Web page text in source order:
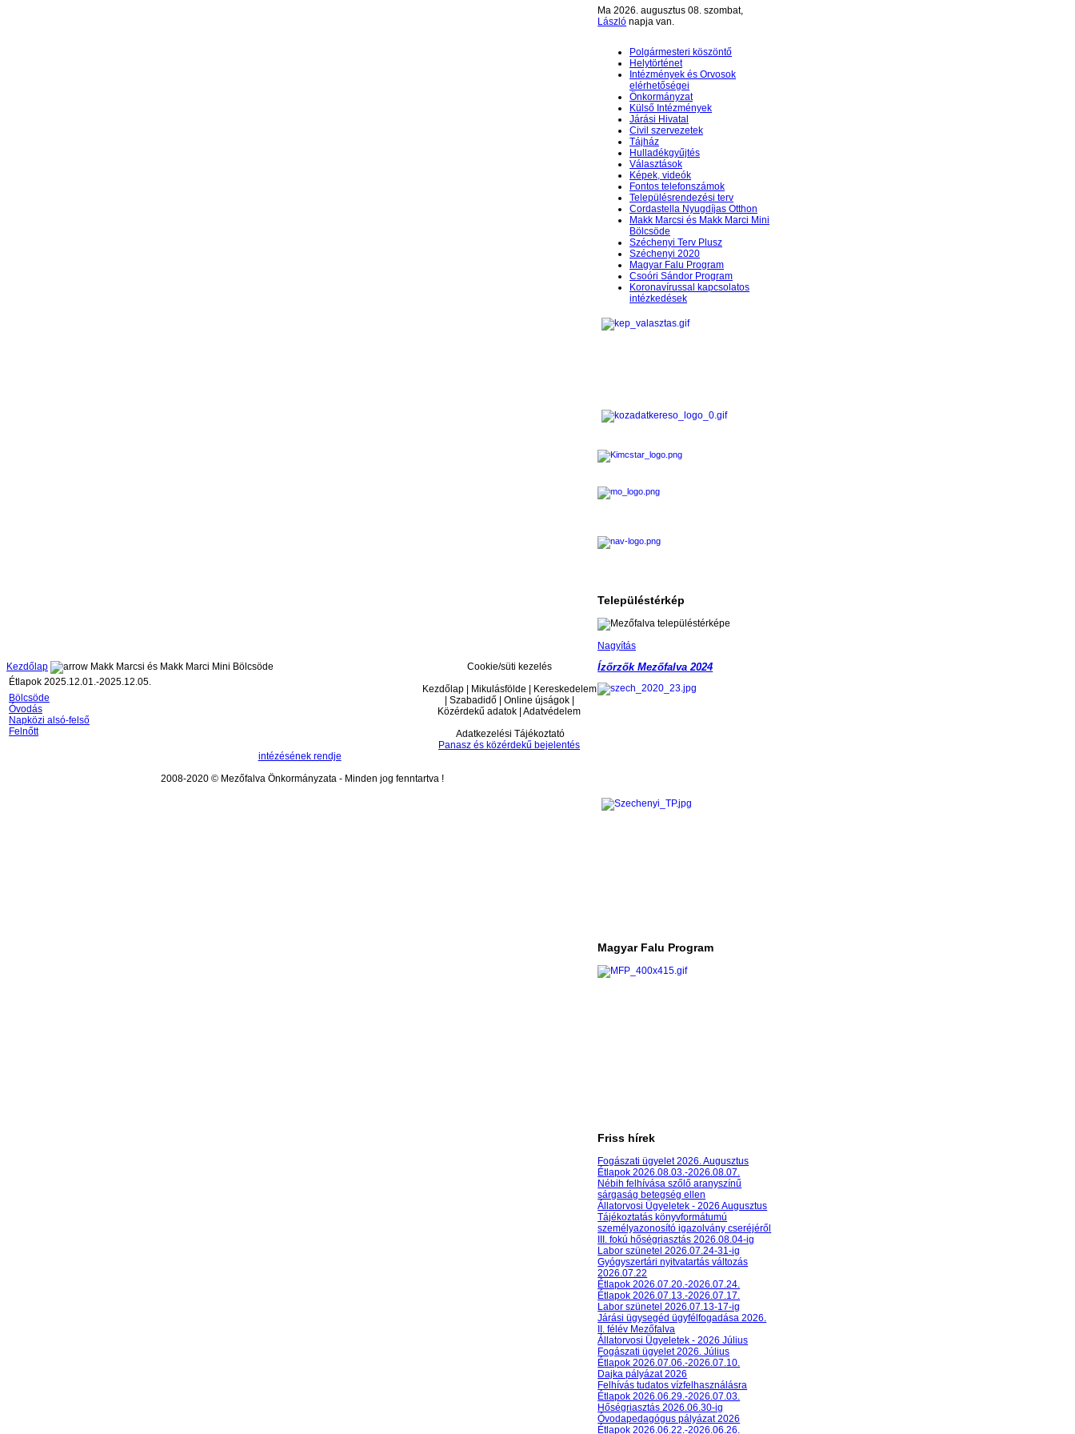
Ma 2026. augusztus 08. szombat,
László napja van.
Polgármesteri köszöntő
Helytörténet
Intézmények és Orvosok
elérhetőségei
Önkormányzat
Külső Intézmények
Járási Hivatal
Civil szervezetek
Tájház
Hulladékgyűjtés
Választások
Képek, videók
Fontos telefonszámok
Településrendezési terv
Cordastella Nyugdíjas Otthon
Makk Marcsi és Makk Marci Mini
Bölcsöde
Széchenyi Terv Plusz
Széchenyi 2020
Magyar Falu Program
Csoóri Sándor Program
Koronavírussal kapcsolatos
intézkedések
Településtérkép
Nagyítás
Kezdőlap
Makk Marcsi és Makk Marci Mini Bölcsöde
Étlapok 2025.12.01.-2025.12.05.
Bölcsöde
Óvodás
Napközi alsó-felső
Felnőtt
Ízőrzők Mezőfalva 2024
Magyar Falu Program
Friss hírek
Fogászati ügyelet 2026. Augusztus
Étlapok 2026.08.03.-2026.08.07.
Nébih felhívása szőlő aranyszínű
sárgaság betegség ellen
Állatorvosi Ügyeletek - 2026 Augusztus
Tájékoztatás könyvformátumú
személyazonosító igazolvány cseréjéről
III. fokú hőségriasztás 2026.08.04-ig
Labor szünetel 2026.07.24-31-ig
Gyógyszertári nyitvatartás változás
2026.07.22
Étlapok 2026.07.20.-2026.07.24.
Étlapok 2026.07.13.-2026.07.17.
Labor szünetel 2026.07.13-17-ig
Járási ügysegéd ügyfélfogadása 2026.
II. félév Mezőfalva
Állatorvosi Ügyeletek - 2026 Július
Fogászati ügyelet 2026. Július
Étlapok 2026.07.06.-2026.07.10.
Dajka pályázat 2026
Felhívás tudatos vízfelhasználásra
Étlapok 2026.06.29.-2026.07.03.
Hőségriasztás 2026.06.30-ig
Óvodapedagógus pályázat 2026
Étlapok 2026.06.22.-2026.06.26.
Cookie/süti kezelés
Kezdőlap | Mikulásfölde | Kereskedelem
| Szabadidő | Online újságok |
Közérdekű adatok | Adatvédelem
Adatkezelési Tájékoztató
Panasz és közérdekű bejelentés
intézésének rendje
2008-2020 © Mezőfalva Önkormányzata - Minden jog fenntartva !